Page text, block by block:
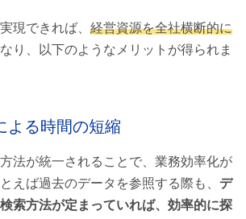
現できれば、 経営資源を全社横断的に
り、以下のようなメリットが得られま
よる時間の短縮
法が統一されることで、業務効率化が
えば過去のデータを参照する際も、 デ
索方法が定まっていれば、効率的に探